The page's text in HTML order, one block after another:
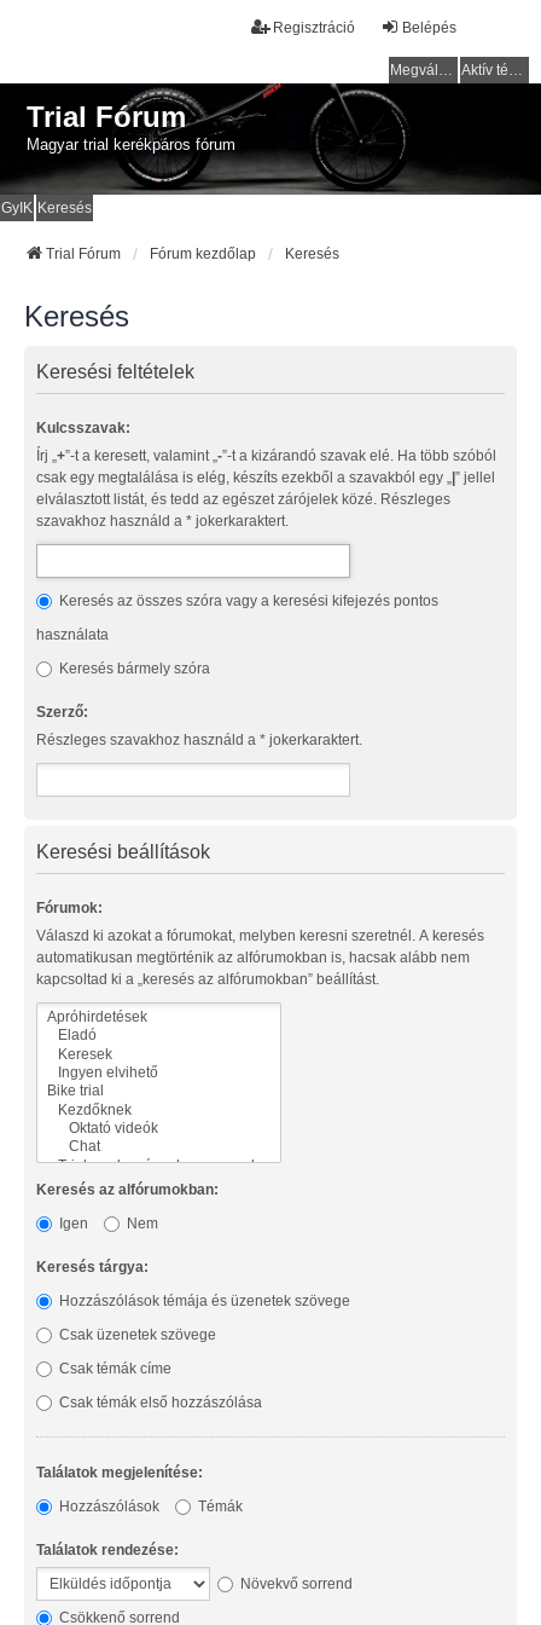
Belépés
Regisztráció
Megválaszolatlan témák Aktív témák
Trial Fórum
Magyar trial kerékpáros fórum
GyIK Keresés
Trial Fórum Fórum kezdőlap Keresés
Keresés
Keresési feltételek
Kulcsszavak:
Írj „ +”-t a keresett, valamint „ -”-t a kizárandó szavak elé. Ha több szóból
csak egy megtalálása is elég, készíts ezekből a szavakból egy „ |” jellel
elválasztott listát, és tedd az egészet zárójelek közé. Részleges
szavakhoz használd a * jokerkaraktert.
Keresés az összes szóra vagy a keresési kifejezés pontos
használata
Keresés bármely szóra
Szerző:
Részleges szavakhoz használd a * jokerkaraktert.
Keresési beállítások
Fórumok:
Válaszd ki azokat a fórumokat, melyben keresni szeretnél. A keresés
automatikusan megtörténik az alfórumokban is, hacsak alább nem
kapcsoltad ki a „keresés az alfórumokban” beállítást.
Keresés az alfórumokban:
Igen
Nem
Keresés tárgya:
Hozzászólások témája és üzenetek szövege
Csak üzenetek szövege
Csak témák címe
Csak témák első hozzászólása
Találatok megjelenítése:
Hozzászólások
Témák
Találatok rendezése:
Növekvő sorrend
Csökkenő sorrend